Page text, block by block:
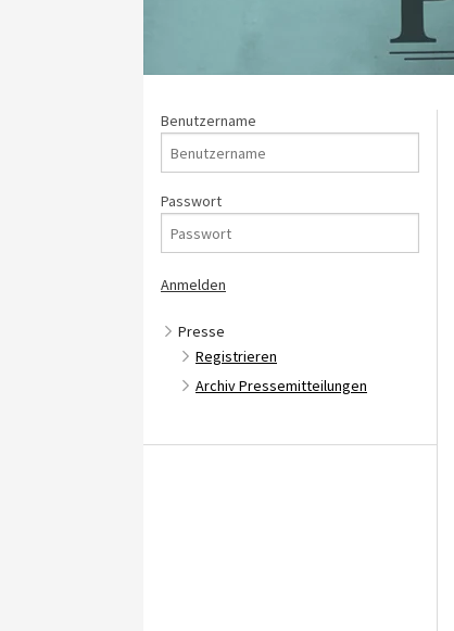
Benutzername
Passwort
Presse
Registrieren
Archiv Pressemitteilungen